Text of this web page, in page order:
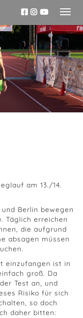
am 13./14.
Berlin bewegen
Täglich erreichen
die aufgrund
absagen müssen
einzufangen ist in
groß. Da
Test an, und
Risiko für sich
so doch
daher bitten: